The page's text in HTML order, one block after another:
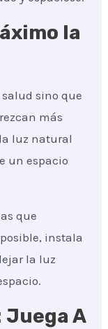
la
sino que
más
luz natural
un espacio
que
instala
la luz
Juega A